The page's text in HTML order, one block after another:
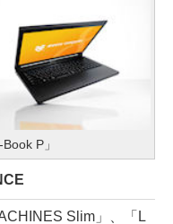
Book P」
Slim」、「L